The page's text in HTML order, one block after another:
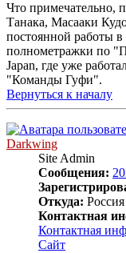
Что примечательно,
Танака, Масааки
постоянной работы
полнометражки по
Japan, где уже
"Команды Гуфи".
Вернуться к началу
Darkwing
Site Admin
Сообщения:
Откуда: Россия
Контактная
Контактная
Сайт